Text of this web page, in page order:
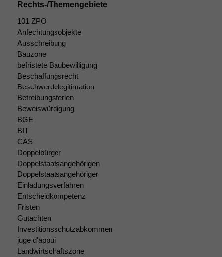
Rechts-/Themengebiete
101 ZPO
Anfechtungsobjekte
Ausschreibung
Bauzone
befristete Baubewilligung
Beschaffungsrecht
Beschwerdelegitimation
Betreibungsferien
Beweiswürdigung
BGE
BIT
CAS
Doppelbürger
Doppelstaatsangehörigen
Doppelstaatsangehöriger
Einladungsverfahren
Entscheidkompetenz
Fristen
Gutachten
Investitionsschutzabkommen
juge d'appui
Landwirtschaftszone